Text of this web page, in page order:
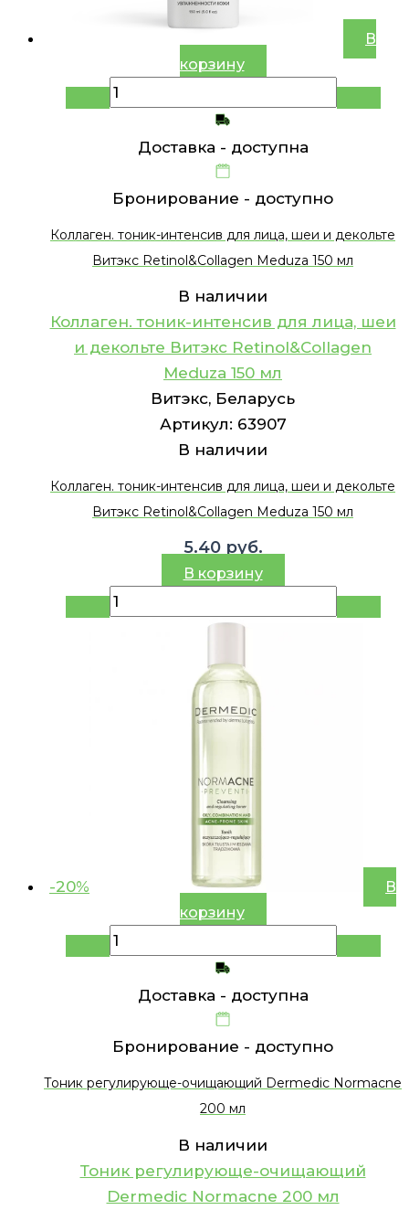
В
корзину
Доставка - доступна
Бронирование - доступно
Коллаген. тоник-интенсив для лица, шеи и декольте
Витэкс Retinol&Collagen Meduza 150 мл
В наличии
Коллаген. тоник-интенсив для лица, шеи
и декольте Витэкс Retinol&Collagen
Meduza 150 мл
Витэкс, Беларусь
Артикул: 63907
В наличии
Коллаген. тоник-интенсив для лица, шеи и декольте
Витэкс Retinol&Collagen Meduza 150 мл
5.40 руб.
В корзину
-20%
В
корзину
Доставка - доступна
Бронирование - доступно
Тоник регулирующе-очищающий Dermedic Normacne
200 мл
В наличии
Тоник регулирующе-очищающий
Dermedic Normacne 200 мл